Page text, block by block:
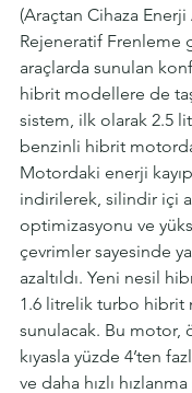
(Araçtan Cihaza Enerji
Rejeneratif Frenleme
araçlarda sunulan
hibrit modellere de
sistem, ilk olarak 2.5
benzinli hibrit
Motordaki enerji
indirilerek, silindir içi
optimizasyonu ve
çevrimler sayesinde
azaltıldı. Yeni nesil
1.6 litrelik turbo hibrit
sunulacak. Bu motor,
kıyasla yüzde 4’ten
ve daha hızlı hızlanma